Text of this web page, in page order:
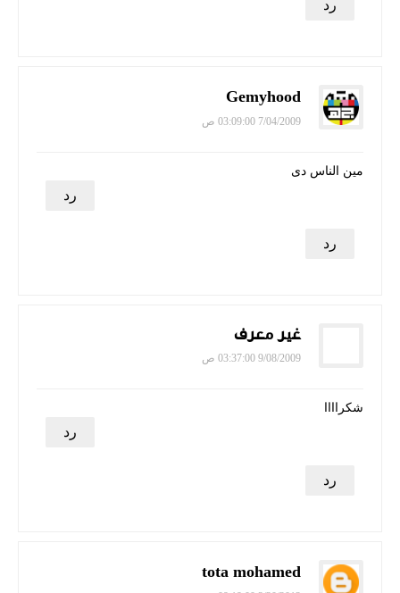
رد
Gemyhood
7/04/2009 03:09:00 ص
مين الناس دى
رد
رد
غير معرف
9/08/2009 03:37:00 ص
شكراااا
رد
رد
tota mohamed